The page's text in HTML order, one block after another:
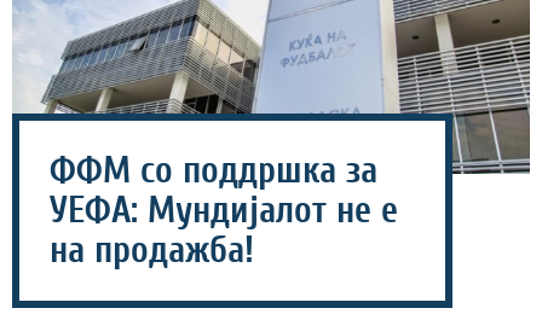
ФФМ со поддршка за
УЕФА: Мундијалот не е
на продажба!